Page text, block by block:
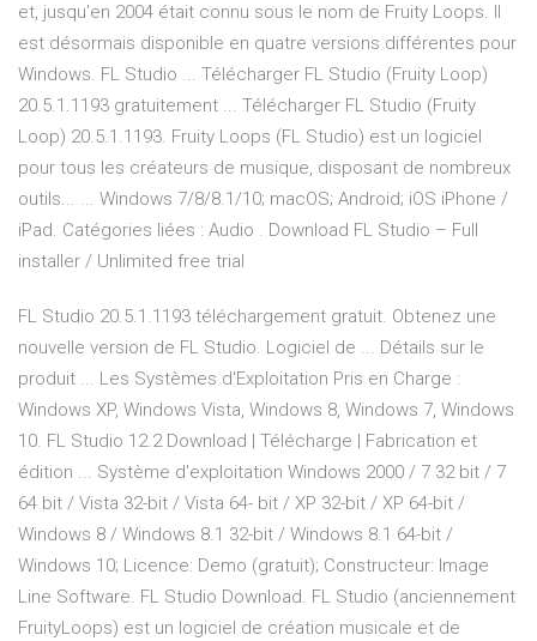
et, jusqu'en 2004 était connu sous le nom de Fruity Loops. Il
est désormais disponible en quatre versions différentes pour
Windows. FL Studio ... Télécharger FL Studio (Fruity Loop)
20.5.1.1193 gratuitement ... Télécharger FL Studio (Fruity
Loop) 20.5.1.1193. Fruity Loops (FL Studio) est un logiciel
pour tous les créateurs de musique, disposant de nombreux
outils... ... Windows 7/8/8.1/10; macOS; Android; iOS iPhone /
iPad. Catégories liées : Audio . Download FL Studio – Full
installer / Unlimited free trial
FL Studio 20.5.1.1193 téléchargement gratuit. Obtenez une
nouvelle version de FL Studio. Logiciel de ... Détails sur le
produit ... Les Systèmes d'Exploitation Pris en Charge :
Windows XP, Windows Vista, Windows 8, Windows 7, Windows
10. FL Studio 12.2 Download | Télécharge | Fabrication et
édition ... Système d'exploitation Windows 2000 / 7 32 bit / 7
64 bit / Vista 32-bit / Vista 64- bit / XP 32-bit / XP 64-bit /
Windows 8 / Windows 8.1 32-bit / Windows 8.1 64-bit /
Windows 10; Licence: Demo (gratuit); Constructeur: Image
Line Software. FL Studio Download. FL Studio (anciennement
FruityLoops) est un logiciel de création musicale et de